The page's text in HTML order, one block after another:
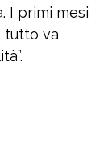
I primi mesi
tutto va